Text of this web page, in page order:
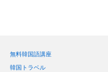
無料韓国語講座
韓国トラベル